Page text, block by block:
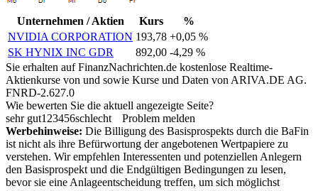
Unternehmen / Aktien Kurs
%
NVIDIA CORPORATION 193,78 +0,05 %
SK HYNIX INC GDR
892,00 -4,29 %
Sie erhalten auf FinanzNachrichten.de kostenlose Realtime-
Aktienkurse von und sowie Kurse und Daten von ARIVA.DE AG.
FNRD-2.627.0
Wie bewerten Sie die aktuell angezeigte Seite?
sehr gut1 23456schlecht
Problem melden
Werbehinweise: Die Billigung des Basisprospekts durch die BaFin
ist nicht als ihre Befürwortung der angebotenen Wertpapiere zu
verstehen. Wir empfehlen Interessenten und potenziellen Anlegern
den Basisprospekt und die Endgültigen Bedingungen zu lesen,
bevor sie eine Anlageentscheidung treffen, um sich möglichst